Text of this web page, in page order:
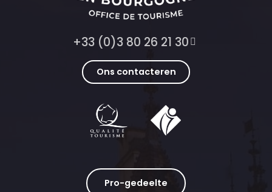
+33 (0)3 80 26 21 30
Ons contacteren
Pro-gedeelte